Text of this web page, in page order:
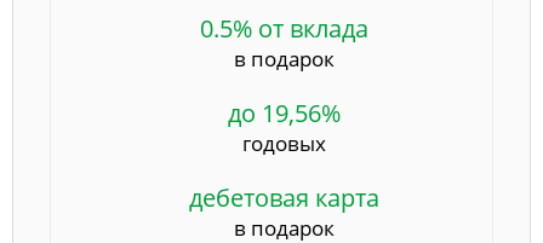
0.5% от вклада
в подарок
до 19,56%
годовых
дебетовая карта
в подарок